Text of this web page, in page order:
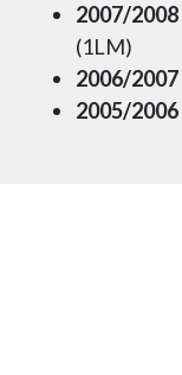
2007/2008
(1LM)
2006/2007
2005/2006